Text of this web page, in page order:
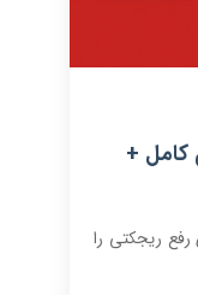
کامل +
رفع ریجکتی را